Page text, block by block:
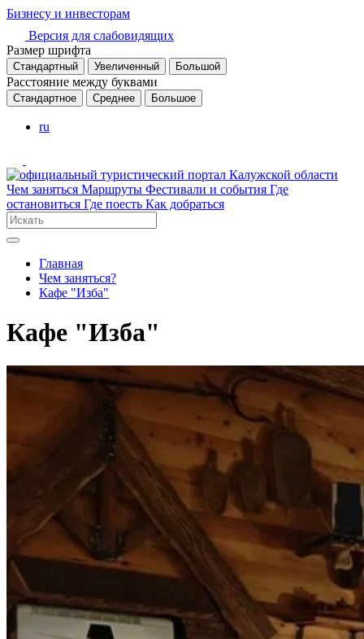
Бизнесу и инвесторам
Версия для слабовидящих
Размер шрифта
Стандартный Увеличенный Большой
Расстояние между буквами
Стандартное Среднее Большое
ru
Чем заняться Маршруты Фестивали и события Где
остановиться Где поесть Как добраться
Главная
Чем заняться?
Кафе "Изба"
Кафе "Изба"